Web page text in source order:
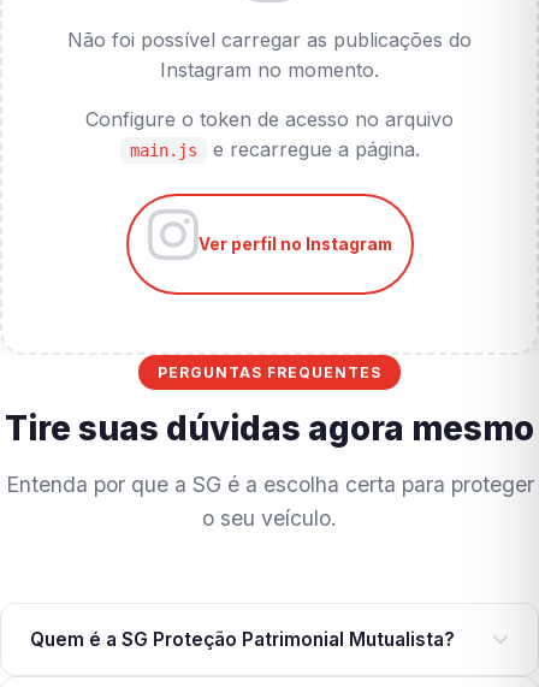
Não foi possível carregar as publicações do
Instagram no momento.
Configure o token de acesso no arquivo
main.js e recarregue a página.
Ver perfil no Instagram
PERGUNTAS FREQUENTES
Tire suas dúvidas agora mesmo
Entenda por que a SG é a escolha certa para proteger
o seu veículo.
Quem é a SG Proteção Patrimonial Mutualista?